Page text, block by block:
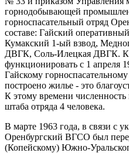
горнодобывающей
горноспасательный отряд
составе: Гайский
Кумакский 1-ый взвод,
ДВГК, Соль-Илецкая ДВГК.
функционировать с 1 апреля
Гайскому
построено жилье - это
К этому времени численность
штаба отряда 4 человека.
В марте 1963 года, в связи с
Оренбургский ВГСО был
(Копейскому) Южно-